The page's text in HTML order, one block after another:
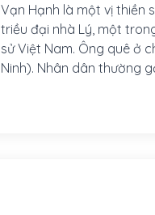
Vạn Hạnh là một vị thiền
triều đại nhà Lý, một
sử Việt Nam. Ông quê ở châu Cổ Pháp (nay thuộcTừ Sơn, tỉnh Bắc
Ninh). Nhân dân thường